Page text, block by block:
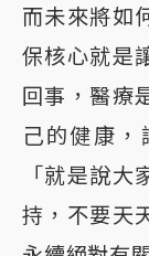
而未來將如
保核心就是
回事，醫療
己的健康，
「就是說
持，不要天